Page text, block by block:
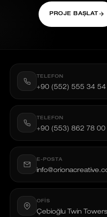
PROJE BAŞLAT
TELEFON
+90 (552) 555 34 54
TELEFON
+90 (553) 862 78 00
E-POSTA
OFIS
Çebioğlu Twin